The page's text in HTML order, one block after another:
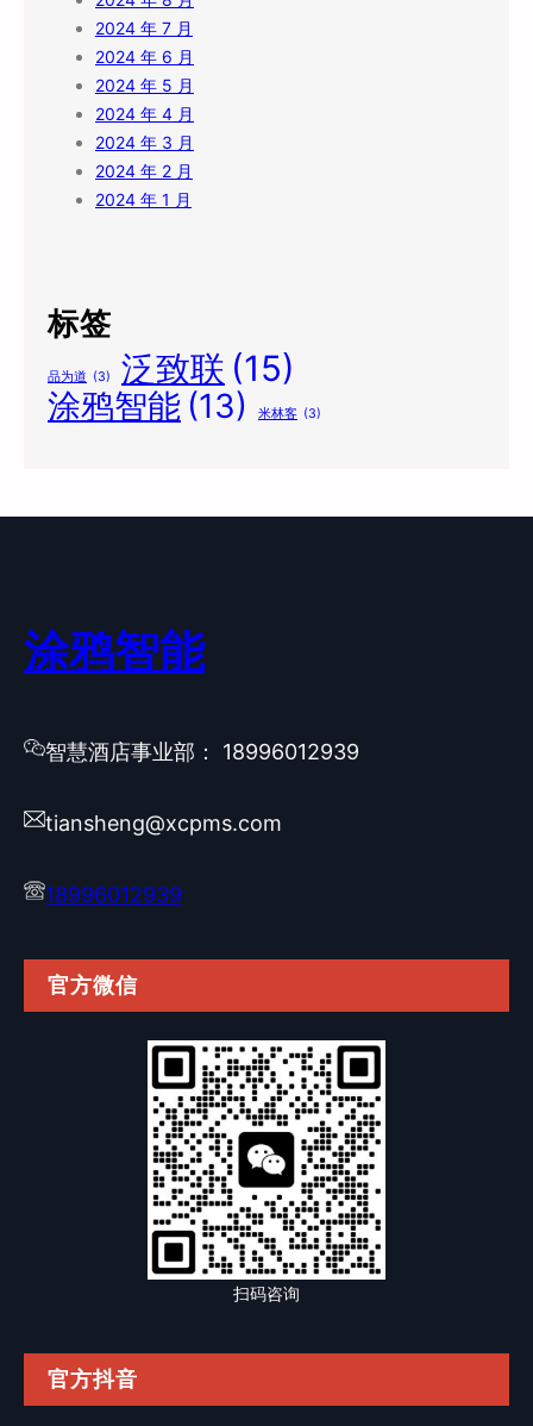
2024 年 7 月
2024 年 6 月
2024 年 5 月
2024 年 4 月
2024 年 3 月
2024 年 2 月
2024 年 1 月
标签
品为道 (3) 泛致联 (15)
涂鸦智能 (13) 米林客 (3)
涂鸦智能
智慧酒店事业部： 18996012939
tiansheng@xcpms.com
18996012939
官方微信
扫码咨询
官方抖音